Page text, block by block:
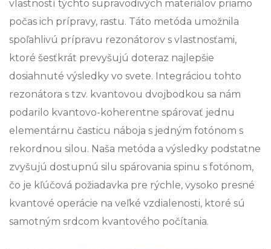
vlastností týchto supravodivých materiálov priamo
počas ich prípravy, rastu. Táto metóda umožnila
spoľahlivú prípravu rezonátorov s vlastnosťami,
ktoré šesťkrát prevyšujú doteraz najlepšie
dosiahnuté výsledky vo svete. Integráciou tohto
rezonátora s tzv. kvantovou dvojbodkou sa nám
podarilo kvantovo-koherentne spárovať jednu
elementárnu časticu náboja s jedným fotónom s
rekordnou silou. Naša metóda a výsledky podstatne
zvyšujú dostupnú silu spárovania spinu s fotónom,
čo je kľúčová požiadavka pre rýchle, vysoko presné
kvantové operácie na veľké vzdialenosti, ktoré sú
samotným srdcom kvantového počítania.